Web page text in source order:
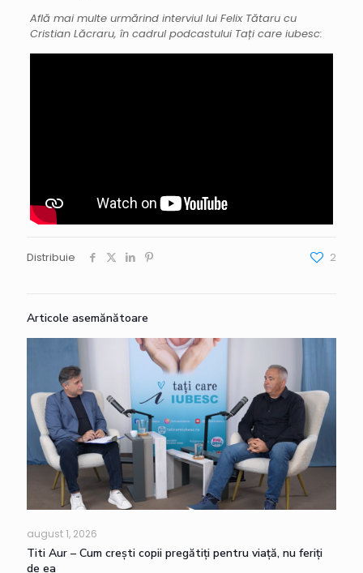
Află mai multe urmărind interviul lui Felix Tătaru cu
Cristian Lăcraru, în cadrul podcastului Tați care iubesc:
Distribuie 2
Articole asemănătoare
august 1, 2026
Titi Aur – Cum crești copii pregătiți pentru viață, nu feriți
de ea